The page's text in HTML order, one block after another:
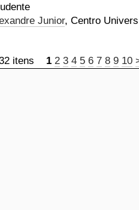
Junior, Centro
itens 1 2 3 4 5 6 7 8 9 10